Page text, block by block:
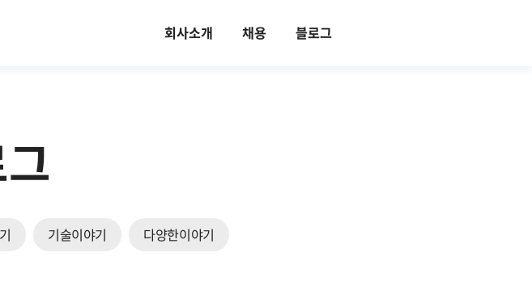
회사소개 채용 블로그
기술이야기 다양한이야기